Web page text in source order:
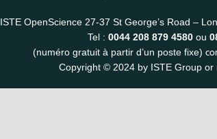
ISTE OpenScience 27-37 St George’s Road –
Tel : 0044 208 879 4580 ou
(numéro gratuit à partir d’un poste fixe)
Copyright © 2024 by ISTE Group or